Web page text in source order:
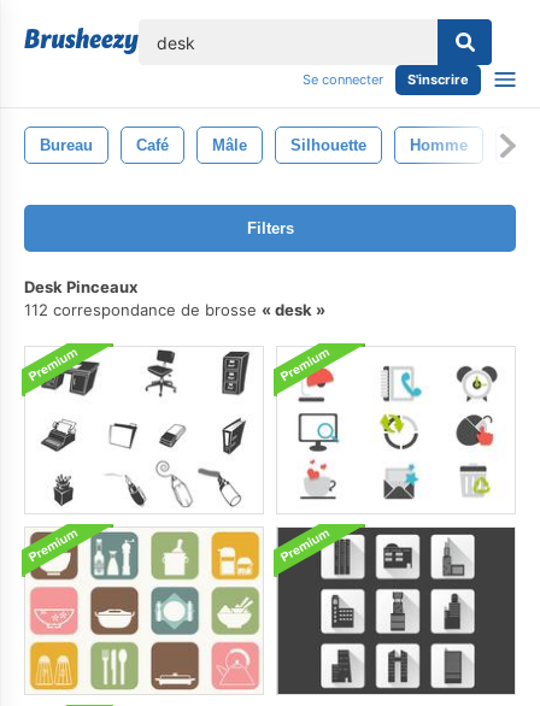
Se connecter S'inscrire
Bureau Café Mâle Silhouette Homme
Filters
Desk Pinceaux
112 correspondance de brosse
desk